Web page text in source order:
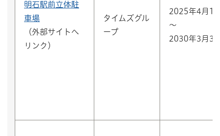
明石駅前立体駐
車場
（外部サイトへ
リンク）
タイムズグル
ープ
2025年4月1
～
2030年3月31